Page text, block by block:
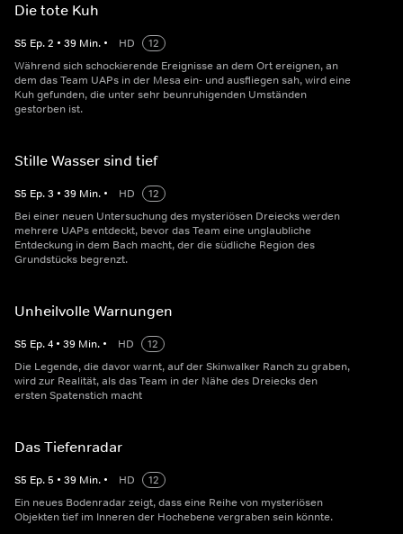
Die tote Kuh
S5 Ep.2 • 39 Min. • HD
12
Während sich schockierende Ereignisse an dem Ort ereignen, an
dem das Team UAPs in der Mesa ein- und ausfliegen sah, wird eine
Kuh gefunden, die unter sehr beunruhigenden Umständen
gestorben ist.
Stille Wasser sind tief
S5 Ep.3 • 39 Min. • HD
12
Bei einer neuen Untersuchung des mysteriösen Dreiecks werden
mehrere UAPs entdeckt, bevor das Team eine unglaubliche
Entdeckung in dem Bach macht, der die südliche Region des
Grundstücks begrenzt.
Unheilvolle Warnungen
S5 Ep.4 • 39 Min. • HD
12
Die Legende, die davor warnt, auf der Skinwalker Ranch zu graben,
wird zur Realität, als das Team in der Nähe des Dreiecks den
ersten Spatenstich macht
Das Tiefenradar
S5 Ep.5 • 39 Min. • HD
12
Ein neues Bodenradar zeigt, dass eine Reihe von mysteriösen
Objekten tief im Inneren der Hochebene vergraben sein könnte.